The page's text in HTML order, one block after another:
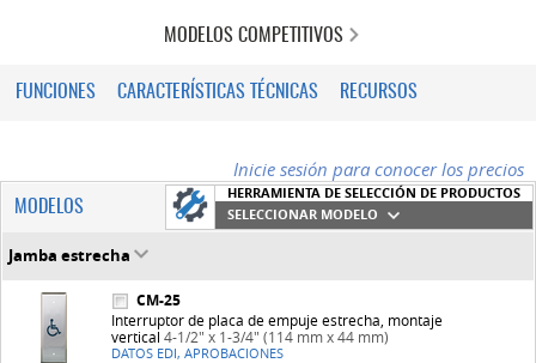
MODELOS COMPETITIVOS
FUNCIONES CARACTERÍSTICAS TÉCNICAS RECURSOS
Inicie sesión para conocer los precios
MODELOS
HERRAMIENTA DE SELECCIÓN DE PRODUCTOS
SELECCIONAR MODELO
Jamba estrecha
CM-25
Interruptor de placa de empuje estrecha, montaje
vertical 4-1/2" x 1-3/4" (114 mm x 44 mm)
DATOS EDI, APROBACIONES